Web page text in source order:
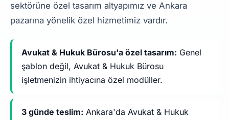
sektörüne özel tasarım altyapımız ve Ankara
pazarına yönelik özel hizmetimiz vardır.
Avukat & Hukuk Bürosu'a özel tasarım: Genel
şablon değil, Avukat & Hukuk Bürosu
işletmenizin ihtiyacına özel modüller.
3 günde teslim: Ankara'da Avukat & Hukuk